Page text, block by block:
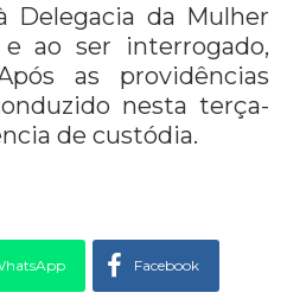
Delegacia da Mulher
ao ser interrogado,
as providências
nesta terça-
de custódia.
Facebook